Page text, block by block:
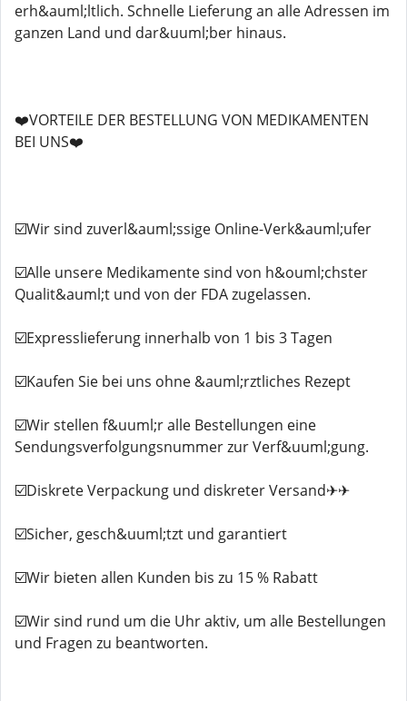
erh&auml;ltlich. Schnelle Lieferung an alle Adressen im
ganzen Land und dar&uuml;ber hinaus.
❤️VORTEILE DER BESTELLUNG VON MEDIKAMENTEN
BEI UNS❤️
☑️Wir sind zuverl&auml;ssige Online-Verk&auml;ufer
☑️Alle unsere Medikamente sind von h&ouml;chster
Qualit&auml;t und von der FDA zugelassen.
☑️Expresslieferung innerhalb von 1 bis 3 Tagen
☑️Kaufen Sie bei uns ohne &auml;rztliches Rezept
☑️Wir stellen f&uuml;r alle Bestellungen eine
Sendungsverfolgungsnummer zur Verf&uuml;gung.
☑️Diskrete Verpackung und diskreter Versand✈✈
☑️Sicher, gesch&uuml;tzt und garantiert
☑️Wir bieten allen Kunden bis zu 15 % Rabatt
☑️Wir sind rund um die Uhr aktiv, um alle Bestellungen
und Fragen zu beantworten.